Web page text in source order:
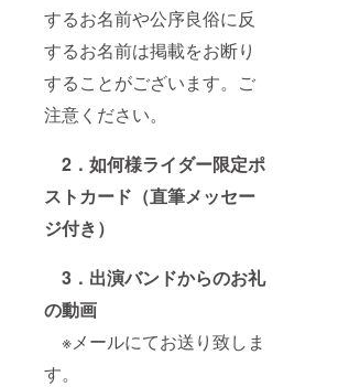
するお名前や公序良俗に反
するお名前は掲載をお断り
することがございます。ご
注意ください。
2．如何様ライダー限定ポ
ストカード（直筆メッセー
ジ付き）
3．出演バンドからのお礼
の動画
※メールにてお送り致しま
す。